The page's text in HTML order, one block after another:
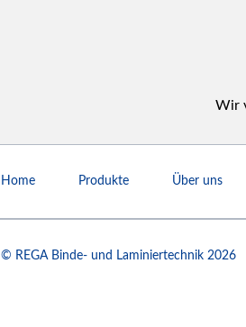
Wir
Home Produkte Über uns
© REGA Binde- und Laminiertechnik 2026